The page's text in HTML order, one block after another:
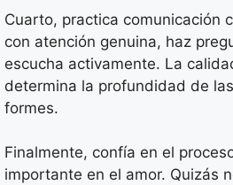
Cuarto, practica comunicación
con atención genuina, haz
escucha activamente. La
determina la profundidad de
formes.
Finalmente, confía en el
importante en el amor. Quizás